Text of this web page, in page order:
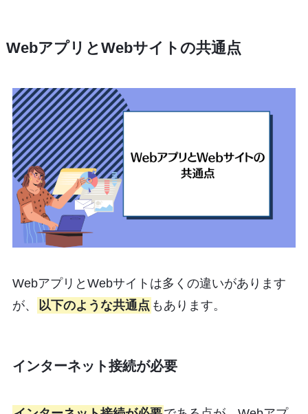
WebアプリとWebサイトの共通点
WebアプリとWebサイトは多くの違いがあります
が、
以下のような共通点 もあります。
インターネット接続が必要